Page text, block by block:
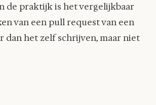
de praktijk is het vergelijkbaar
van een pull request van een
dan het zelf schrijven, maar niet